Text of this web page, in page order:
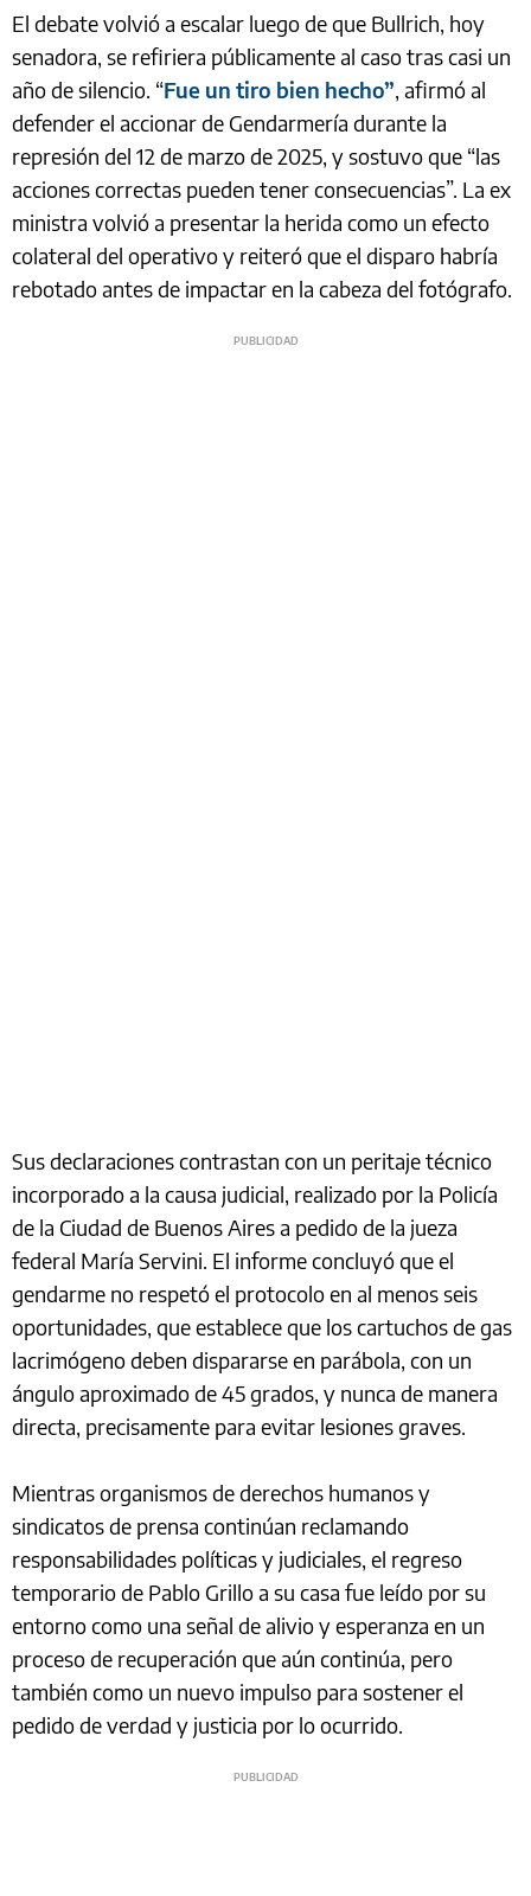
El debate volvió a escalar luego de que Bullrich, hoy
senadora, se refiriera públicamente al caso tras casi un
año de silencio. “Fue un tiro bien hecho”, afirmó al
defender el accionar de Gendarmería durante la
represión del 12 de marzo de 2025, y sostuvo que “las
acciones correctas pueden tener consecuencias”. La ex
ministra volvió a presentar la herida como un efecto
colateral del operativo y reiteró que el disparo habría
rebotado antes de impactar en la cabeza del fotógrafo.
Sus declaraciones contrastan con un peritaje técnico
incorporado a la causa judicial, realizado por la Policía
de la Ciudad de Buenos Aires a pedido de la jueza
federal María Servini. El informe concluyó que el
gendarme no respetó el protocolo en al menos seis
oportunidades, que establece que los cartuchos de gas
lacrimógeno deben dispararse en parábola, con un
ángulo aproximado de 45 grados, y nunca de manera
directa, precisamente para evitar lesiones graves.
Mientras organismos de derechos humanos y
sindicatos de prensa continúan reclamando
responsabilidades políticas y judiciales, el regreso
temporario de Pablo Grillo a su casa fue leído por su
entorno como una señal de alivio y esperanza en un
proceso de recuperación que aún continúa, pero
también como un nuevo impulso para sostener el
pedido de verdad y justicia por lo ocurrido.